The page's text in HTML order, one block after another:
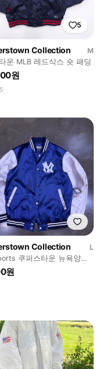
5
Collection
M
운 MLB 레드삭스 숏 패딩
원
5
Collection
L
쿠퍼스타운 뉴욕양키
새틴 바시티자켓 L
원